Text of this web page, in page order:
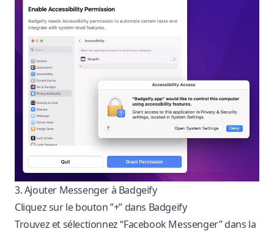
3. Ajouter Messenger à Badgeify
Cliquez sur le bouton ”+” dans Badgeify
Trouvez et sélectionnez “Facebook Messenger” dans la